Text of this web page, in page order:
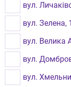
Рівне
Бровари
Миколаїв
Кам'янець-
вул.
вул. Зелена,
вул. Велика
вул.
вул.